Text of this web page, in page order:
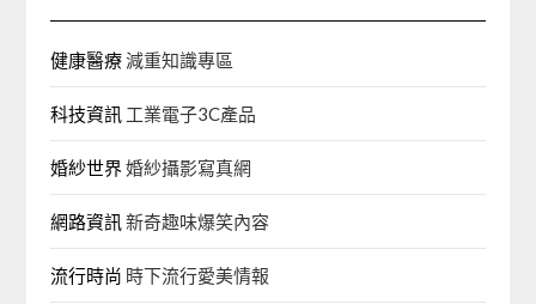
健康醫療減重知識專區
科技資訊 工業電子3C產品
婚紗世界婚紗攝影寫真網
網路資訊 新奇趣味爆笑內容
流行時尚 時下流行愛美情報